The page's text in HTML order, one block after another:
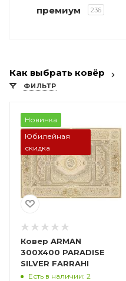
премиум 236
Как выбрать ковёр
ФИЛЬТР
Новинка
Юбилейная
скидка
Ковер ARMAN
300X400 PARADISE
SILVER FARRAHI
Есть в наличии: 2